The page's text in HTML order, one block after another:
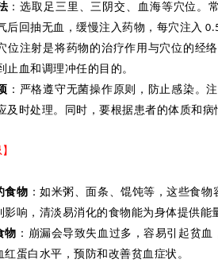
：选取足三里、三阴交、血海等穴位。
后回抽无血，缓慢注入药物，每穴注入
位注射是将药物的治疗作用与穴位的经
止血和调理冲任的目的。
：严格遵守无菌操作原则，防止感染。
及时处理。同时，要根据患者的体质和
食物 ：如米粥、面条、馄饨等，这些食
影响，清淡易消化的食物能为身体提供能
物 ：崩漏会导致失血过多，容易引起贫
红蛋白水平，预防和改善贫血症状。